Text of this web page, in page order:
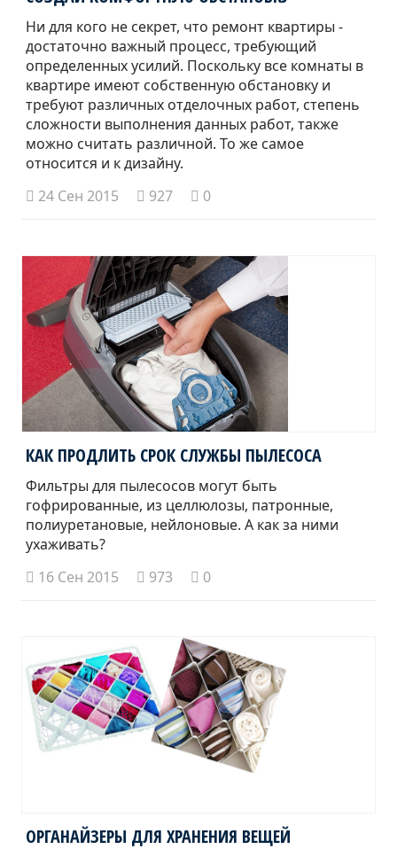
Ни для кого не секрет, что ремонт квартиры -
достаточно важный процесс, требующий
определенных усилий. Поскольку все комнаты в
квартире имеют собственную обстановку и
требуют различных отделочных работ, степень
сложности выполнения данных работ, также
можно считать различной. То же самое
относится и к дизайну.
24 Сен 2015
927 0
КАК ПРОДЛИТЬ СРОК СЛУЖБЫ ПЫЛЕСОСА
Фильтры для пылесосов могут быть
гофрированные, из целлюлозы, патронные,
полиуретановые, нейлоновые. А как за ними
ухаживать?
16 Сен 2015
973 0
ОРГАНАЙЗЕРЫ ДЛЯ ХРАНЕНИЯ ВЕЩЕЙ